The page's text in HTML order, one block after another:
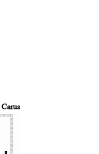
Carus